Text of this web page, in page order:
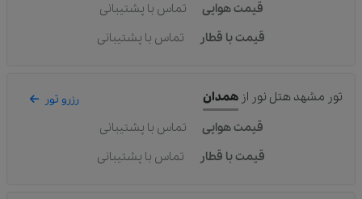
قیمت هوایی
تماس با پشتیبانی
قیمت با قطار
تماس با پشتیبانی
تور مشهد هتل نور از همدان رزرو تور
قیمت هوایی
تماس با پشتیبانی
قیمت با قطار
تماس با پشتیبانی